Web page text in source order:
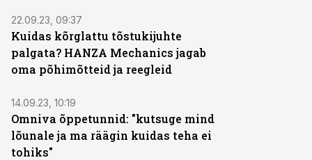
22.09.23, 09:37
Kuidas kõrglattu tõstukijuhte
palgata? HANZA Mechanics jagab
oma põhimõtteid ja reegleid
14.09.23, 10:19
Omniva õppetunnid: "kutsuge mind
lõunale ja ma räägin kuidas teha ei
tohiks"